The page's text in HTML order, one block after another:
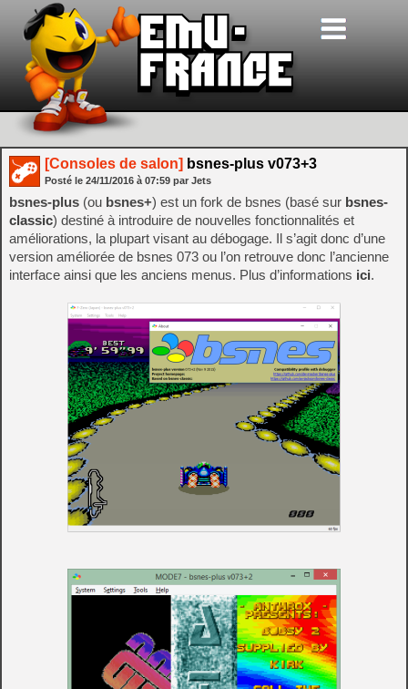
[Consoles de salon] bsnes-plus v073+3
Posté le 24/11/2016 à 07:59 par Jets
bsnes-plus (ou bsnes+) est un fork de bsnes (basé sur bsnes-
classic) destiné à introduire de nouvelles fonctionnalités et
améliorations, la plupart visant au débogage. Il s’agit donc d’une
version améliorée de bsnes 073 ou l’on retrouve donc l’ancienne
interface ainsi que les anciens menus. Plus d’informations ici.